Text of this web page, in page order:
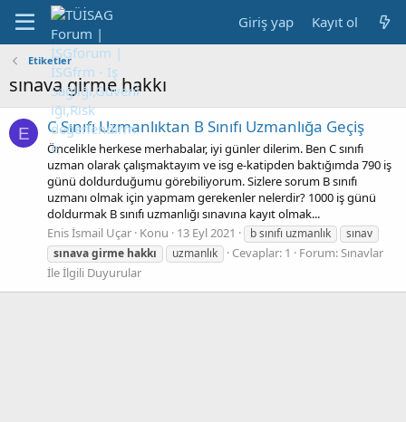
Giriş yap Kayıt ol
Etiketler
sınava girme hakkı
E C Sınıfı Uzmanlıktan B Sınıfı Uzmanlığa Geçiş
Öncelikle herkese merhabalar, iyi günler dilerim. Ben C sınıfı
uzman olarak çalışmaktayım ve isg e-katipden baktığımda 790 iş
günü doldurduğumu görebiliyorum. Sizlere sorum B sınıfı
uzmanı olmak için yapmam gerekenler nelerdir? 1000 iş günü
doldurmak B sınıfı uzmanlığı sınavına kayıt olmak...
Enis İsmail Uçar Konu 13 Eyl 2021 b sınıfı uzmanlık
sınav
sınavagirme hakkı uzmanlık Cevaplar: 1 Forum:Sınavlar
İle İlgili Duyurular